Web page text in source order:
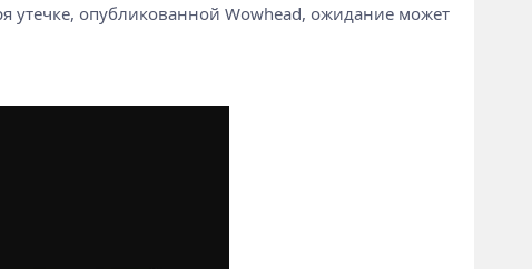
утечке, опубликованной Wowhead, ожидание может